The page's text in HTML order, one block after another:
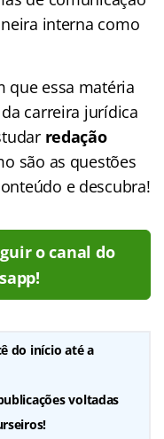
interna como
que essa matéria
carreira jurídica
redação
são as questões
e descubra!
o canal do
do início até a
voltadas